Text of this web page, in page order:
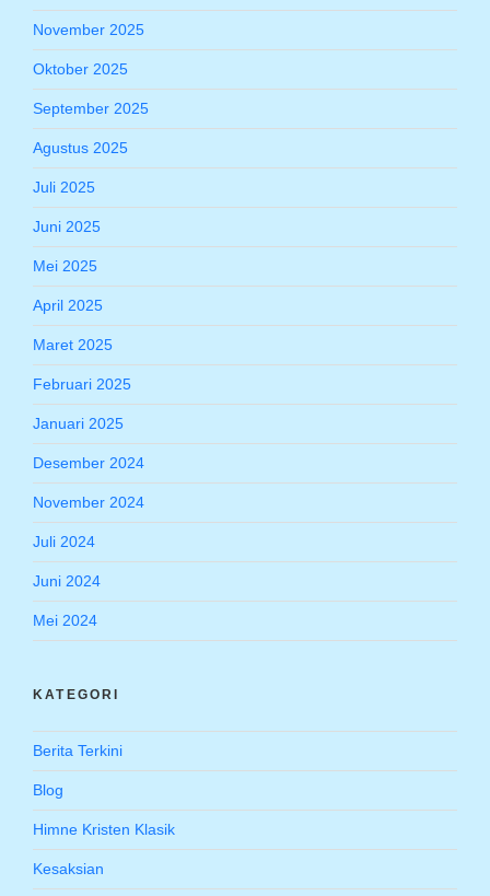
November 2025
Oktober 2025
September 2025
Agustus 2025
Juli 2025
Juni 2025
Mei 2025
April 2025
Maret 2025
Februari 2025
Januari 2025
Desember 2024
November 2024
Juli 2024
Juni 2024
Mei 2024
KATEGORI
Berita Terkini
Blog
Himne Kristen Klasik
Kesaksian